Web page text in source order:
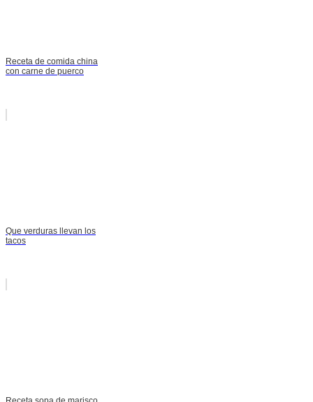
Receta de comida china
con carne de puerco
Que verduras llevan los
tacos